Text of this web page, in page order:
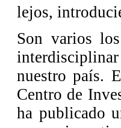
lejos,
Son varios
nuestro país.
Centro de
ha publicado